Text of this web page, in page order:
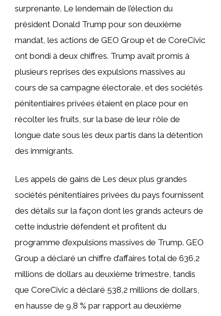
surprenante. Le lendemain de l’élection du
président Donald Trump pour son deuxième
mandat, les actions de GEO Group et de CoreCivic
ont bondi à deux chiffres. Trump avait promis à
plusieurs reprises des expulsions massives au
cours de sa campagne électorale, et des sociétés
pénitentiaires privées étaient en place pour en
récolter les fruits, sur la base de leur rôle de
longue date sous les deux partis dans la détention
des immigrants.
Les appels de gains de Les deux plus grandes
sociétés pénitentiaires privées du pays fournissent
des détails sur la façon dont les grands acteurs de
cette industrie défendent et profitent du
programme d’expulsions massives de Trump. GEO
Group a déclaré un chiffre d’affaires total de 636,2
millions de dollars au deuxième trimestre, tandis
que CoreCivic a déclaré 538,2 millions de dollars,
en hausse de 9,8 % par rapport au deuxième